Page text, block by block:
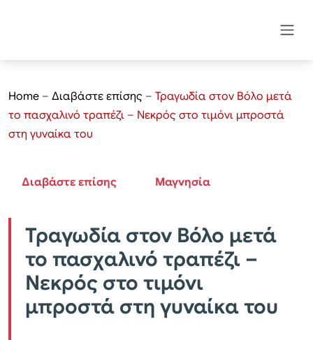
Home – Διαβάστε επίσης – Τραγωδία στον Βόλο μετά
το πασχαλινό τραπέζι – Νεκρός στο τιμόνι μπροστά
στη γυναίκα του
Διαβάστε επίσης Μαγνησία
Τραγωδία στον Βόλο μετά
το πασχαλινό τραπέζι –
Νεκρός στο τιμόνι
μπροστά στη γυναίκα του